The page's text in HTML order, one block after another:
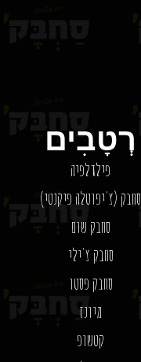
רְטָבִים
פילדלפיה
סחבק (צ'יפוטלה פיקנטי)
סחבק שום
סחבק צ'ילי
סחבק פסטו
מיונז
קטשופ